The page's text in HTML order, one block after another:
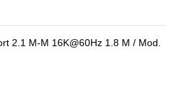
2.1 M-M 16K@60Hz 1.8 M / Mod.